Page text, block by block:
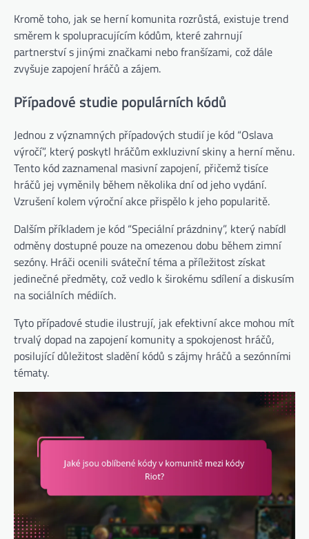
Kromě toho, jak se herní komunita rozrůstá, existuje trend
směrem k spolupracujícím kódům, které zahrnují
partnerství s jinými značkami nebo franšízami, což dále
zvyšuje zapojení hráčů a zájem.
Případové studie populárních kódů
Jednou z významných případových studií je kód “Oslava
výročí”, který poskytl hráčům exkluzivní skiny a herní měnu.
Tento kód zaznamenal masivní zapojení, přičemž tisíce
hráčů jej vyměnily během několika dní od jeho vydání.
Vzrušení kolem výroční akce přispělo k jeho popularitě.
Dalším příkladem je kód “Speciální prázdniny”, který nabídl
odměny dostupné pouze na omezenou dobu během zimní
sezóny. Hráči ocenili sváteční téma a příležitost získat
jedinečné předměty, což vedlo k širokému sdílení a diskusím
na sociálních médiích.
Tyto případové studie ilustrují, jak efektivní akce mohou mít
trvalý dopad na zapojení komunity a spokojenost hráčů,
posilující důležitost sladění kódů s zájmy hráčů a sezónními
tématy.